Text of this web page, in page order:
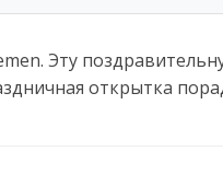
Эту
открытка